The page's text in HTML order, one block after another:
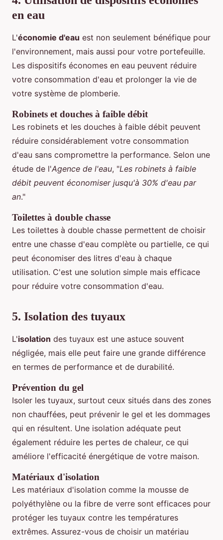
en eau
L'économie d'eau est non seulement bénéfique pour
l'environnement, mais aussi pour votre portefeuille.
Les dispositifs économes en eau peuvent réduire
votre consommation d'eau et prolonger la vie de
votre système de plomberie.
Robinets et douches à faible débit
Les robinets et les douches à faible débit peuvent
réduire considérablement votre consommation
d'eau sans compromettre la performance. Selon une
étude de l'Agence de l'eau, "Les robinets à faible
débit peuvent économiser jusqu'à 30% d'eau par
an."
Toilettes à double chasse
Les toilettes à double chasse permettent de choisir
entre une chasse d'eau complète ou partielle, ce qui
peut économiser des litres d'eau à chaque
utilisation. C'est une solution simple mais efficace
pour réduire votre consommation d'eau.
5. Isolation des tuyaux
L'isolation des tuyaux est une astuce souvent
négligée, mais elle peut faire une grande différence
en termes de performance et de durabilité.
Prévention du gel
Isoler les tuyaux, surtout ceux situés dans des zones
non chauffées, peut prévenir le gel et les dommages
qui en résultent. Une isolation adéquate peut
également réduire les pertes de chaleur, ce qui
améliore l'efficacité énergétique de votre maison.
Matériaux d'isolation
Les matériaux d'isolation comme la mousse de
polyéthylène ou la fibre de verre sont efficaces pour
protéger les tuyaux contre les températures
extrêmes. Assurez-vous de choisir un matériau